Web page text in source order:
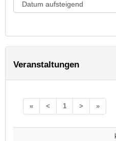
Veranstaltungen
« < 1 > »